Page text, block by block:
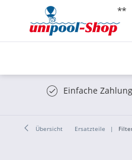
Einfache
Übersicht Ersatzteile